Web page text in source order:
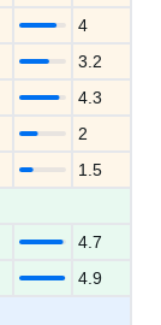
4
3.2
4.3
2
1.5
4.7
4.9